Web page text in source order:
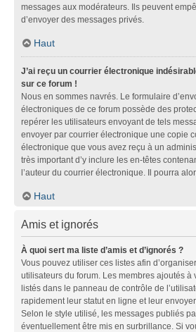
messages aux modérateurs. Ils peuvent
d’envoyer des messages privés.
Haut
J’ai reçu un courrier électronique
sur ce forum !
Nous en sommes navrés. Le formulaire
électroniques de ce forum possède des
repérer les utilisateurs envoyant de tels
envoyer par courrier électronique une copie
électronique que vous avez reçu à un
très important d’y inclure les en-têtes
l’auteur du courrier électronique. Il pourra
Haut
Amis et ignorés
À quoi sert ma liste d’amis et d’ignorés ?
Vous pouvez utiliser ces listes afin
utilisateurs du forum. Les membres ajoutés à
listés dans le panneau de contrôle de
rapidement leur statut en ligne et leur
Selon le style utilisé, les messages publiés
éventuellement être mis en surbrillance. Si